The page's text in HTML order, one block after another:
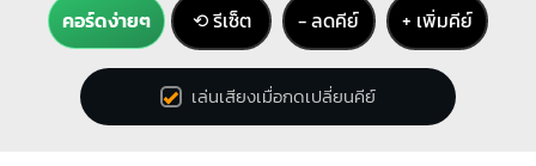
คอร์ดง่ายๆ ⟲ รีเซ็ต − ลดคีย์ + เพิ่มคีย์
เล่นเสียงเมื่อกดเปลี่ยนคีย์